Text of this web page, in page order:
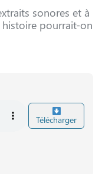
sonores et à
histoire pourrait-on
Télécharger